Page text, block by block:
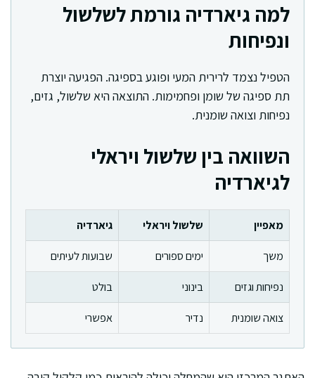
למה גיארדיה גורמת לשלשול
ונפיחות
הטפיל נצמד לרירית המעי ופוגע בספיגה. הפגיעה יוצרת
תת ספיגה של שומן ופחמימות. התוצאה היא שלשול, גזים,
נפיחות וצואה שומנית.
השוואה בין שלשול ויראלי
לגיארדיה
מאפיין שלשול ויראלי
גיארדיה
משך
ימים ספורים
שבועות לעיתים
נפיחות וגזים
בינוני
בולט
צואה שומנית
נדיר אפשרי